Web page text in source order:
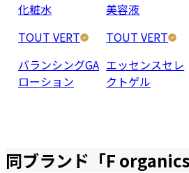
化粧水
TOUT VERT
バランシングGA
ローション
美容液
TOUT VERT
エッセンスセレ
クトゲル
同ブランド「F organics